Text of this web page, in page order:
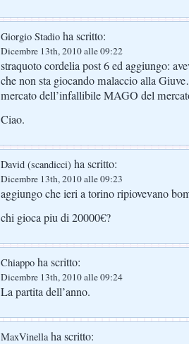
Giorgio Stadio ha scritto:
Dicembre 13th, 2010 alle 09:22
straquoto cordelia post 6 ed aggiungo:
che non sta giocando malaccio alla
mercato dell’infallibile MAGO del
Ciao.
David (scandicci) ha scritto:
Dicembre 13th, 2010 alle 09:23
aggiungo che ieri a torino ripiovevano
chi gioca piu di 20000€?
Chiappo ha scritto:
Dicembre 13th, 2010 alle 09:24
La partita dell’anno.
MaxVinellaha scritto: